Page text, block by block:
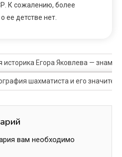
К сожалению, более
ее детстве нет.
историка Егора Яковлева —
шахматиста и его
вам необходимо